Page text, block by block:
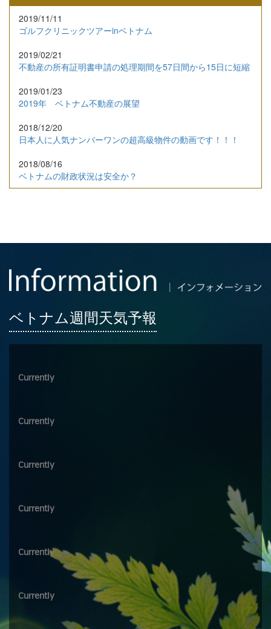
2019/11/11
ゴルフクリニックツアーinベトナム
2019/02/21
不動産の所有証明書申請の処理期間を57日間から15日に短縮
2019/01/23
2019年 ベトナム不動産の展望
2018/12/20
日本人に人気ナンバーワンの超高級物件の動画です！！！
2018/08/16
ベトナムの財政状況は安全か？
ベトナム週間天気予報
Currently
Currently
Currently
Currently
Currently
Currently